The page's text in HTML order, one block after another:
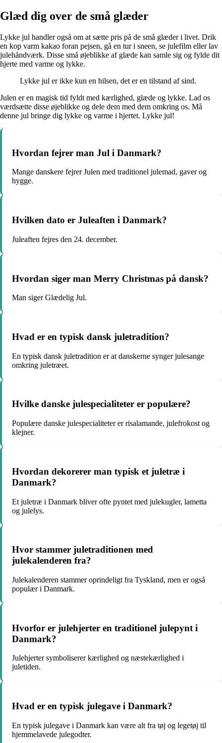
Glæd dig over de små glæder
Lykke jul handler også om at sætte pris på de små glæder i livet. Drik
en kop varm kakao foran pejsen, gå en tur i sneen, se julefilm eller lav
julehåndværk. Disse små øjeblikke af glæde kan samle sig og fylde dit
hjerte med varme og lykke.
Lykke jul er ikke kun en hilsen, det er en tilstand af sind.
Julen er en magisk tid fyldt med kærlighed, glæde og lykke. Lad os
værdsætte disse øjeblikke og dele dem med dem omkring os. Må
denne jul bringe dig lykke og varme i hjertet. Lykke jul!
Hvordan fejrer man Jul i Danmark?
Mange danskere fejrer Julen med traditionel julemad, gaver og
hygge.
Hvilken dato er Juleaften i Danmark?
Juleaften fejres den 24. december.
Hvordan siger man Merry Christmas på dansk?
Man siger Glædelig Jul.
Hvad er en typisk dansk juletradition?
En typisk dansk juletradition er at danskerne synger julesange
omkring juletræet.
Hvilke danske julespecialiteter er populære?
Populære danske julespecialiteter er risalamande, julefrokost og
klejner.
Hvordan dekorerer man typisk et juletræ i
Danmark?
Et juletræ i Danmark bliver ofte pyntet med julekugler, lametta
og julelys.
Hvor stammer juletraditionen med
julekalenderen fra?
Julekalenderen stammer oprindeligt fra Tyskland, men er også
populær i Danmark.
Hvorfor er julehjerter en traditionel julepynt i
Danmark?
Julehjerter symboliserer kærlighed og næstekærlighed i
juletiden.
Hvad er en typisk julegave i Danmark?
En typisk julegave i Danmark kan være alt fra tøj og legetøj til
hjemmelavede julegodter.